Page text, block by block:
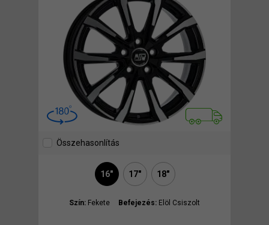
Összehasonlítás
16" 17" 18"
Szín: Fekete Befejezés: Elöl Csiszolt